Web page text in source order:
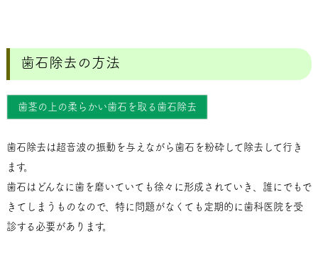
歯石除去の方法
歯茎の上の柔らかい歯石を取る歯石除去
歯石除去は超音波の振動を与えながら歯石を粉砕して除去して行き
ます。
歯石はどんなに歯を磨いていても徐々に形成されていき、誰にでもで
きてしまうものなので、特に問題がなくても定期的に歯科医院を受
診する必要があります。